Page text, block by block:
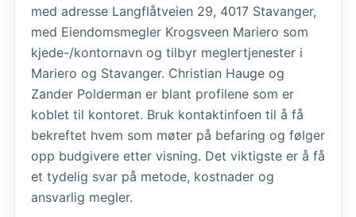
med adresse Langflåtveien 29, 4017 Stavanger,
med Eiendomsmegler Krogsveen Mariero som
kjede-/kontornavn og tilbyr meglertjenester i
Mariero og Stavanger. Christian Hauge og
Zander Polderman er blant profilene som er
koblet til kontoret. Bruk kontaktinfoen til å få
bekreftet hvem som møter på befaring og følger
opp budgivere etter visning. Det viktigste er å få
et tydelig svar på metode, kostnader og
ansvarlig megler.